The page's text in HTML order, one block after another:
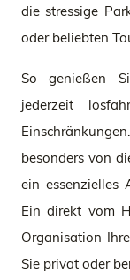
die stressige
oder beliebten
So genießen
jederzeit
besonders von
ein essenzielles
Ein direkt vom
Organisation
Sie privat oder